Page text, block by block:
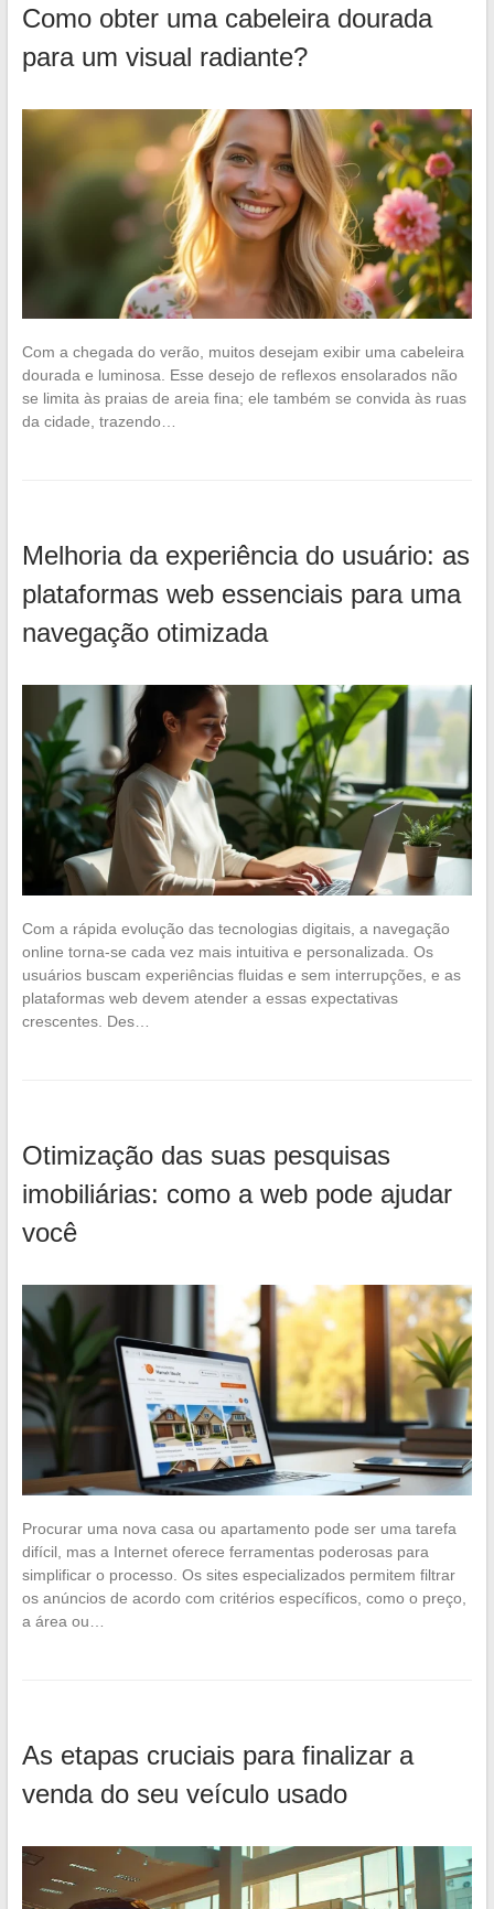
Como obter uma cabeleira dourada
para um visual radiante?
Com a chegada do verão, muitos desejam exibir uma cabeleira
dourada e luminosa. Esse desejo de reflexos ensolarados não
se limita às praias de areia fina; ele também se convida às ruas
da cidade, trazendo…
Melhoria da experiência do usuário: as
plataformas web essenciais para uma
navegação otimizada
Com a rápida evolução das tecnologias digitais, a navegação
online torna-se cada vez mais intuitiva e personalizada. Os
usuários buscam experiências fluidas e sem interrupções, e as
plataformas web devem atender a essas expectativas
crescentes. Des…
Otimização das suas pesquisas
imobiliárias: como a web pode ajudar
você
Procurar uma nova casa ou apartamento pode ser uma tarefa
difícil, mas a Internet oferece ferramentas poderosas para
simplificar o processo. Os sites especializados permitem filtrar
os anúncios de acordo com critérios específicos, como o preço,
a área ou…
As etapas cruciais para finalizar a
venda do seu veículo usado